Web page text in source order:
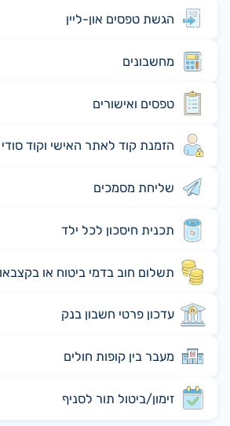
הגשת טפסים און-ליין
מחשבונים
טפסים ואישורים
הזמנת קוד לאתר האישי וקוד סודי
שליחת מסמכים
תכנית חיסכון לכל ילד
תשלום חוב בדמי ביטוח או בקצבאות
עדכון פרטי חשבון בנק
מעבר בין קופות חולים
זימון/ביטול תור לסניף